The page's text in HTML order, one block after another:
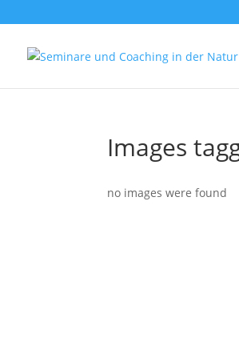
Images
no images were found